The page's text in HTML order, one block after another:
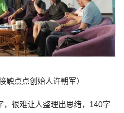
触点点创始人许朝军）
，很难让人整理出思绪，140字